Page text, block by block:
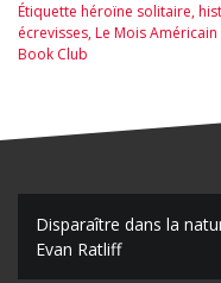
Étiquette héroïne solitaire,
écrevisses,Le Mois Américain
Book Club
N
Disparaître dans la
Evan Ratliff